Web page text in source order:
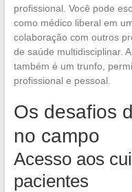
profissional. Você pode
como médico liberal em
colaboração com outros
de saúde multidisciplinar.
também é um trunfo,
profissional e pessoal.
Os desafios
no campo
Acesso aos
pacientes